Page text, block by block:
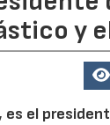
y
es el